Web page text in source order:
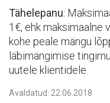
Tähelepanu:
1€, ehk maksimaalne
kohe peale mängu
läbimängimise
uutele klientidele.
Avaldatud: 22.06.2018